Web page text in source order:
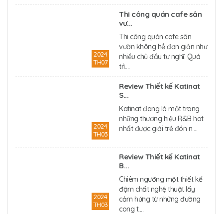
2024
TH07
Thi công quán cafe sân
vư...
Thi công quán cafe sân
vườn không hề đơn giản như
nhiều chủ đầu tư nghĩ. Quá
trì....
2024
TH03
Review Thiết kế Katinat
S...
Katinat đang là một trong
những thương hiệu R&B hot
nhất được giới trẻ đón n....
2024
TH03
Review Thiết kế Katinat
B...
Chiêm ngưỡng một thiết kế
đậm chất nghệ thuật lấy
cảm hứng từ những đường
cong t....